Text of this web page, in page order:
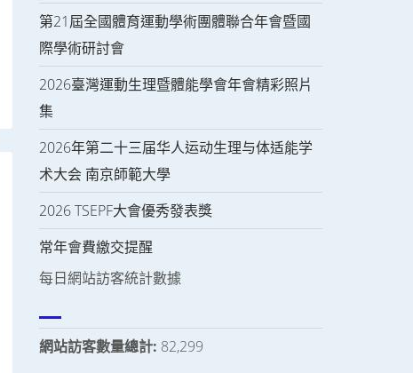
第21屆全國體育運動學術團體聯合年會暨國
際學術研討會
2026臺灣運動生理暨體能學會年會精彩照片
集
2026年第二十三届华人运动生理与体适能学
术大会 南京師範大學
2026 TSEPF大會優秀發表獎
常年會費繳交提醒
每日網站訪客統計數據
網站訪客數量總計: 82,299